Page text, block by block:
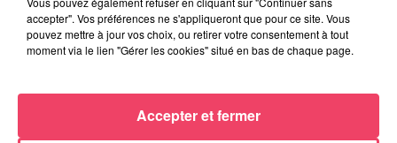
accepter". Vos préférences ne s'appliqueront que pour ce site. Vous
pouvez mettre à jour vos choix, ou retirer votre consentement à tout
moment via le lien "Gérer les cookies" situé en bas de chaque page.
Accepter et fermer